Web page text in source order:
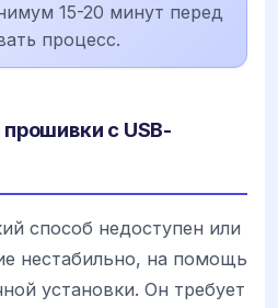
15-20 минут перед
процесс.
с USB-
способ недоступен или
нестабильно, на помощь
установки. Он требует